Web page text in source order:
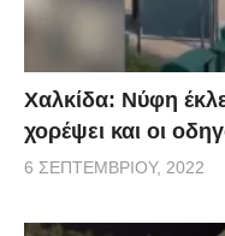
Χαλκίδα: Νύφη
χορέψει και οι
6 ΣΕΠΤΕΜΒΡΊΟΥ, 2022